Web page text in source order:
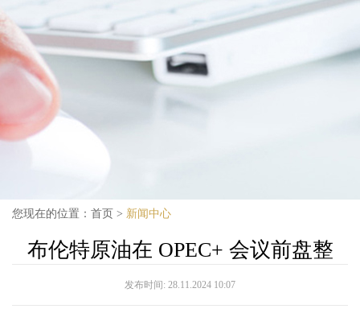
您现在的位置： 首页 > 新闻中心
布伦特原油在 OPEC+ 会议前盘整
发布时间: 28.11.2024 10:07